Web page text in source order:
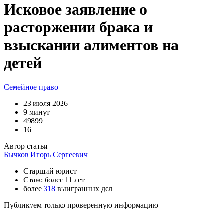
Исковое заявление о
расторжении брака и
взыскании алиментов на
детей
Семейное право
23 июля 2026
9 минут
49899
16
Автор статьи
Бычков Игорь Сергеевич
Старший юрист
Стаж: более 11 лет
более 318 выигранных дел
Публикуем только проверенную информацию